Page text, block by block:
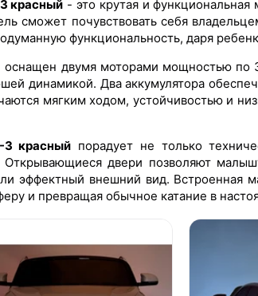
красный - это крутая и
сможет почувствовать себя
функциональность, даря
оснащен двумя моторами мощностью по
динамикой. Два аккумулятора
мягким ходом, устойчивостью и
3 красный порадует не только
двери позволяют
эффектный внешний вид. Встроенная
и превращая обычное катание в